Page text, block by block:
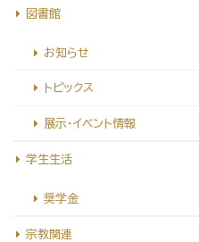
図書館
お知らせ
トピックス
展示・イベント情報
学生生活
奨学金
宗教関連